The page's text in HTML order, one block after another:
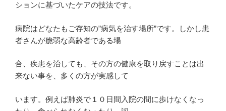
ションに基づいたケアの技法です。
病院はどなたもご存知の”病気を治す場所”です。しかし患
者さんが脆弱な高齢者である場
合、疾患を治しても、その方の健康を取り戻すことは出
来ない事を、多くの方が実感して
います。例えば肺炎で１０日間入院の間に歩けなくなっ